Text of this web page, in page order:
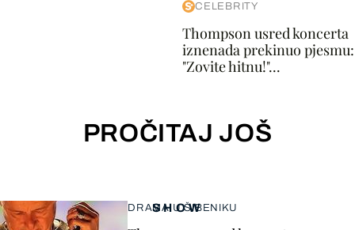
CELEBRITY
Thompson usred koncerta
iznenada prekinuo pjesmu:
"Zovite hitnu!"...
PROČITAJ JOŠ
SHOW
DRAMA U ŠIBENIKU